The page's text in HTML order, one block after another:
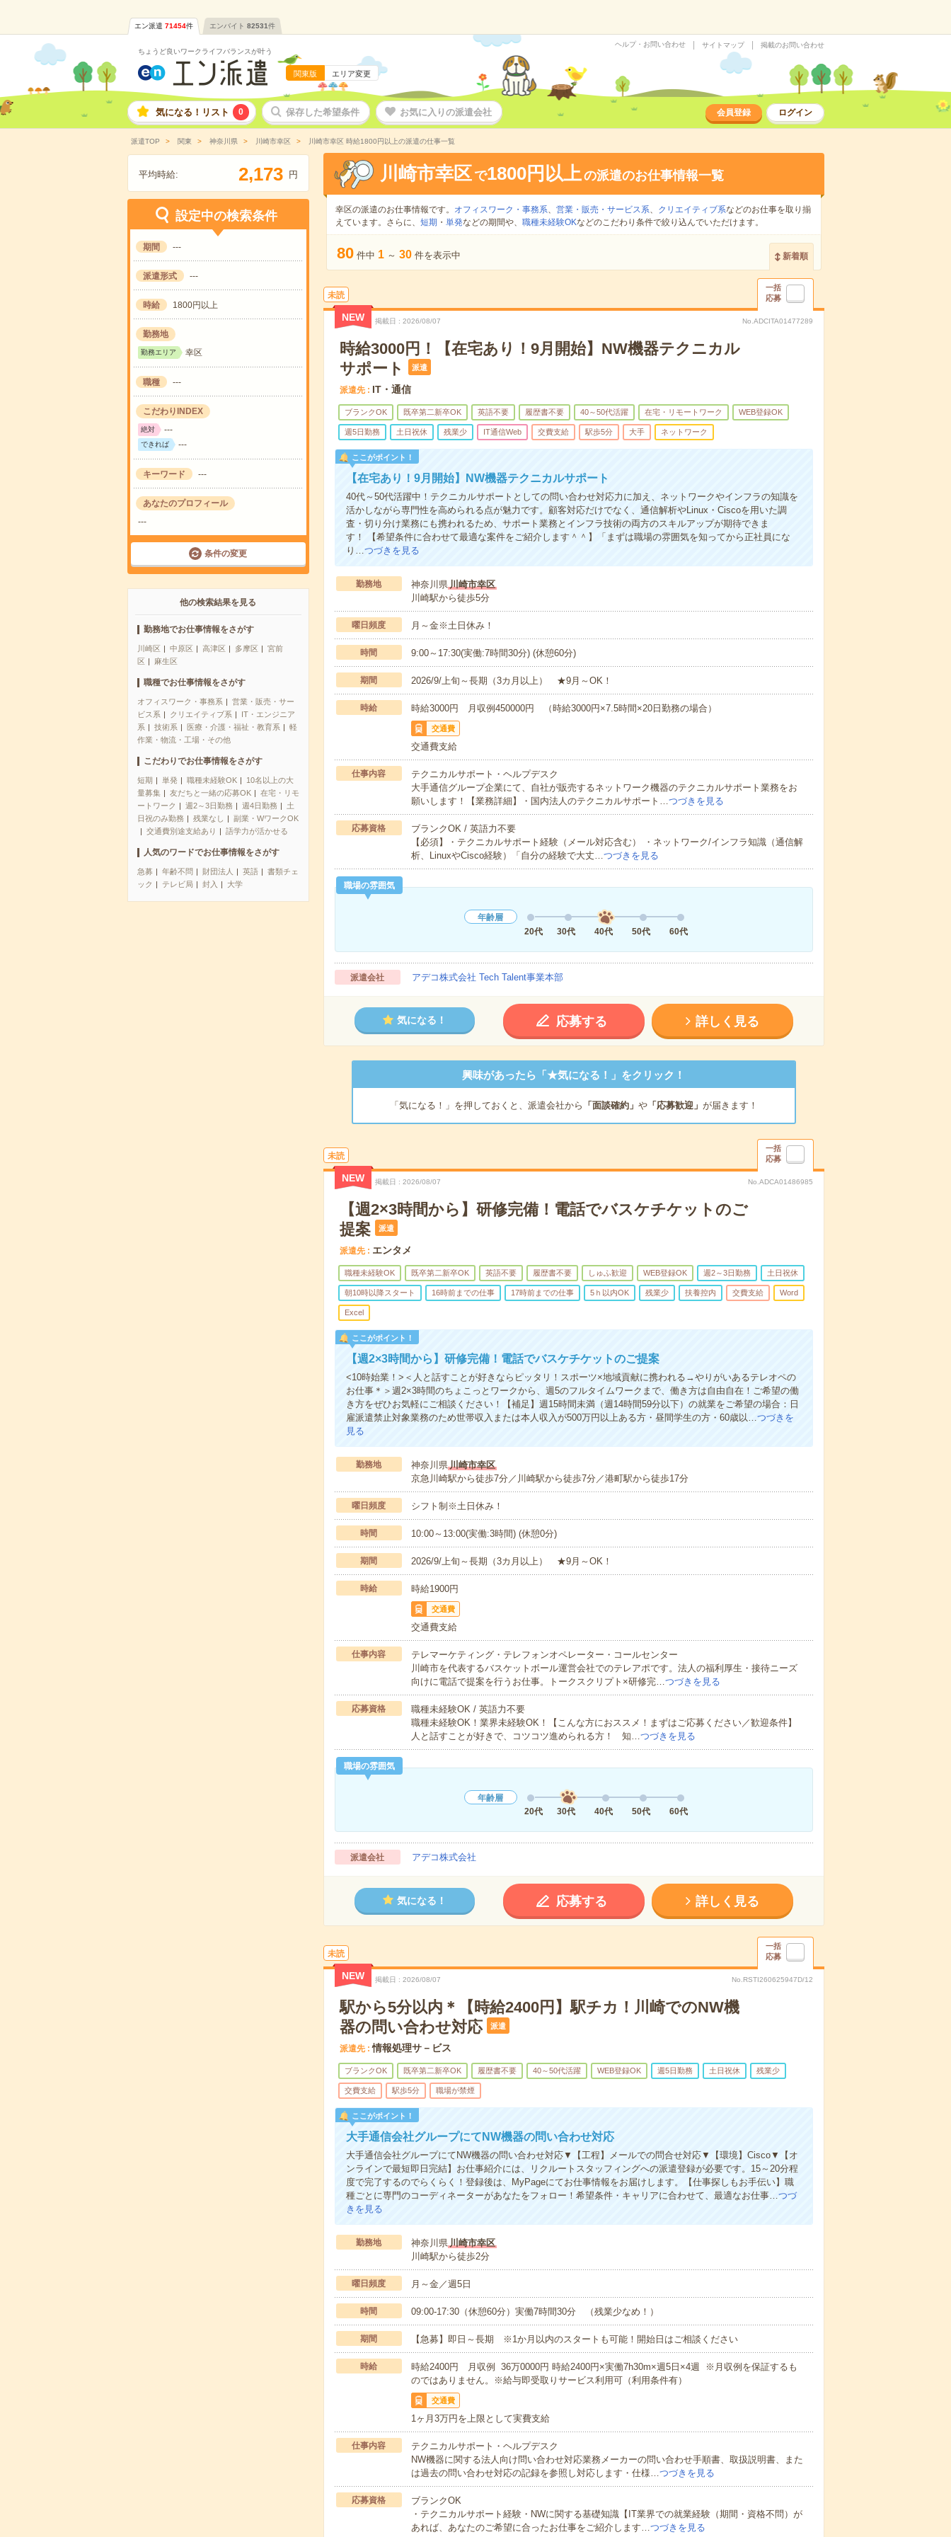
エン派遣 71454件 エンバイト 82531件
ちょうど良いワークライフバランスが叶う
関東版 エリア変更
ヘルプ・お問い合わせ サイトマップ 掲載のお問い合わせ
気になる！リスト 0 保存した希望条件 お気に入りの派遣会社 会員登録 ログイン
派遣TOP 関東 神奈川県 川崎市幸区 川崎市幸区 時給1800円以上の派遣の仕事一覧
平均時給: 2,173 円
設定中の検索条件
期間 ---
派遣形式 ---
時給 1800円以上
勤務地
勤務エリア 幸区
職種 ---
こだわりINDEX
絶対 ---
できれば ---
キーワード ---
あなたのプロフィール
---
条件の変更
他の検索結果を見る
勤務地でお仕事情報をさがす
川崎区 中原区 高津区 多摩区
宮前
区
麻生区
職種でお仕事情報をさがす
オフィスワーク・事務系
営業・販売・サー
ビス系
クリエイティブ系
IT・エンジニア
系
技術系 医療・介護・福祉・教育系
軽
作業・物流・工場・その他
こだわりでお仕事情報をさがす
短期 単発 職種未経験OK
10名以上の大
量募集
友だちと一緒の応募OK
在宅・リモ
ートワーク
週2～3日勤務 週4日勤務
土
日祝のみ勤務
残業なし
副業・WワークOK
交通費別途支給あり
語学力が活かせる
人気のワードでお仕事情報をさがす
急募 年齢不問 財団法人 英語
書類チェ
ック
テレビ局 封入 大学
川崎市幸区 で1800円以上の派遣のお仕事情報一覧
幸区の派遣のお仕事情報です。 オフィスワーク・事務系、 営業・販売・サービス系、 クリエイティブ系などのお仕事を取り揃
えています。さらに、 短期 ・ 単発などの期間や、 職種未経験OKなどのこだわり条件で絞り込んでいただけます。
80 件中 1 ～ 30 件を表示中 新着順
未読
一括
応募
NEW 掲載日 2026/08/07 No.ADCITA01477289
時給3000円！【在宅あり！9月開始】NW機器テクニカル
サポート
派遣
派遣先 IT・通信
ブランクOK 既卒第二新卒OK 英語不要 履歴書不要 40～50代活躍 在宅・リモートワーク WEB登録OK
週5日勤務 土日祝休 残業少 IT通信Web 交費支給 駅歩5分 大手 ネットワーク
ここがポイント！
【在宅あり！9月開始】NW機器テクニカルサポート
40代～50代活躍中！テクニカルサポートとしての問い合わせ対応力に加え、ネットワークやインフラの知識を
活かしながら専門性を高められる点が魅力です。顧客対応だけでなく、通信解析やLinux・Ciscoを用いた調
査・切り分け業務にも携われるため、サポート業務とインフラ技術の両方のスキルアップが期待できま
す！ 【希望条件に合わせて最適な案件をご紹介します＾＾】「まずは職場の雰囲気を知ってから正社員にな
り…つづきを見る
勤務地 神奈川県川崎市幸区
川崎駅から徒歩5分
曜日頻度 月～金※土日休み！
時間 9:00～17:30(実働:7時間30分) (休憩60分)
期間 2026/9/上旬～長期（3カ月以上） ★9月～OK！
時給 時給3000円 月収例450000円 （時給3000円×7.5時間×20日勤務の場合）
交通費
交通費支給
仕事内容
テクニカルサポート・ヘルプデスク
大手通信グループ企業にて、自社が販売するネットワーク機器のテクニカルサポート業務をお
願いします！【業務詳細】・国内法人のテクニカルサポート…つづきを見る
応募資格
ブランクOK / 英語力不要
【必須】・テクニカルサポート経験（メール対応含む） ・ネットワーク/インフラ知識（通信解
析、LinuxやCisco経験）「自分の経験で大丈…つづきを見る
職場の雰囲気
年齢層
20代
30代 40代 50代 60代
派遣会社 アデコ株式会社 Tech Talent事業本部
気になる！ 応募する 詳しく見る
興味があったら「★気になる！」をクリック！
「気になる！」を押しておくと、派遣会社から 「面談確約」 や「応募歓迎」 が届きます！
未読
一括
応募
NEW 掲載日 2026/08/07 No.ADCA01486985
【週2×3時間から】研修完備！電話でバスケチケットのご
提案
派遣
派遣先 エンタメ
職種未経験OK 既卒第二新卒OK 英語不要 履歴書不要 しゅふ歓迎 WEB登録OK 週2～3日勤務 土日祝休
朝10時以降スタート 16時前までの仕事 17時前までの仕事 5ｈ以内OK 残業少 扶養控内 交費支給 Word
Excel
ここがポイント！
【週2×3時間から】研修完備！電話でバスケチケットのご提案
<10時始業！>＜人と話すことが好きならピッタリ！スポーツ×地域貢献に携われる→やりがいあるテレオペの
お仕事＊＞週2×3時間のちょこっとワークから、週5のフルタイムワークまで、働き方は自由自在！ご希望の働
き方をぜひお気軽にご相談ください！【補足】週15時間未満（週14時間59分以下）の就業をご希望の場合：日
雇派遣禁止対象業務のため世帯収入または本人収入が500万円以上ある方・昼間学生の方・60歳以… つづきを
見る
勤務地 神奈川県川崎市幸区
京急川崎駅から徒歩7分／川崎駅から徒歩7分／港町駅から徒歩17分
曜日頻度 シフト制※土日休み！
時間 10:00～13:00(実働:3時間) (休憩0分)
期間 2026/9/上旬～長期（3カ月以上） ★9月～OK！
時給 時給1900円
交通費
交通費支給
仕事内容
テレマーケティング・テレフォンオペレーター・コールセンター
川崎市を代表するバスケットボール運営会社でのテレアポです。法人の福利厚生・接待ニーズ
向けに電話で提案を行うお仕事。トークスクリプト×研修完… つづきを見る
応募資格
職種未経験OK / 英語力不要
職種未経験OK！業界未経験OK！【こんな方におススメ！まずはご応募ください／歓迎条件】
人と話すことが好きで、コツコツ進められる方！ 知… つづきを見る
職場の雰囲気
年齢層
20代
30代 40代 50代 60代
派遣会社 アデコ株式会社
気になる！ 応募する 詳しく見る
未読
一括
応募
NEW 掲載日 2026/08/07 No.RSTI260625947D/12
駅から5分以内＊【時給2400円】駅チカ！川崎でのNW機
器の問い合わせ対応
派遣
派遣先 情報処理サ－ビス
ブランクOK 既卒第二新卒OK 履歴書不要 40～50代活躍 WEB登録OK 週5日勤務 土日祝休 残業少
交費支給 駅歩5分 職場が禁煙
ここがポイント！
大手通信会社グループにてNW機器の問い合わせ対応
大手通信会社グループにてNW機器の問い合わせ対応▼【工程】メールでの問合せ対応▼【環境】Cisco▼【オ
ンラインで最短即日完結】お仕事紹介には、リクルートスタッフィングへの派遣登録が必要です。15～20分程
度で完了するのでらくらく！登録後は、MyPageにてお仕事情報をお届けします。【仕事探しもお手伝い】職
種ごとに専門のコーディネーターがあなたをフォロー！希望条件・キャリアに合わせて、最適なお仕事…つづ
きを見る
勤務地 神奈川県川崎市幸区
川崎駅から徒歩2分
曜日頻度 月～金／週5日
時間 09:00-17:30（休憩60分）実働7時間30分 （残業少なめ！）
期間 【急募】即日～長期 ※1か月以内のスタートも可能！開始日はご相談ください
時給
時給2400円 月収例 36万0000円 時給2400円×実働7h30m×週5日×4週 ※月収例を保証するも
のではありません。※給与即受取りサービス利用可（利用条件有）
交通費
1ヶ月3万円を上限として実費支給
仕事内容
テクニカルサポート・ヘルプデスク
NW機器に関する法人向け問い合わせ対応業務メーカーの問い合わせ手順書、取扱説明書、また
は過去の問い合わせ対応の記録を参照し対応します・仕様…つづきを見る
応募資格
ブランクOK
・テクニカルサポート経験・NWに関する基礎知識【IT業界での就業経験（期間・資格不問）が
あれば、あなたのご希望に合ったお仕事をご紹介します…つづきを見る